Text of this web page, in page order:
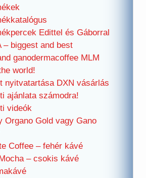
Edittel és Gáborral
– biggest and best
ganodermacoffee MLM
world!
nyitvatartása DXN vásárlás
ajánlata számodra!
videók
Organo Gold vagy Gano
Coffee – fehér kávé
– csokis kávé